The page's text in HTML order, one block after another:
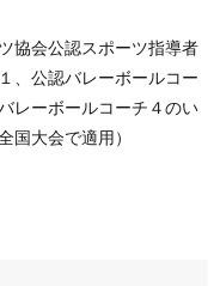
協会公認スポーツ指導者
、公認バレーボールコー
レーボールコーチ４のい
国大会で適用）